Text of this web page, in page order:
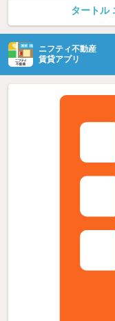
タートル
ニフティ不動産
賃貸アプリ